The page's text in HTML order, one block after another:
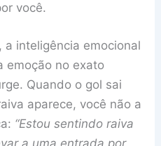
você.
inteligência emocional
emoção no exato
Quando o gol sai
aparece, você não a
“Estou sentindo raiva
a uma entrada por